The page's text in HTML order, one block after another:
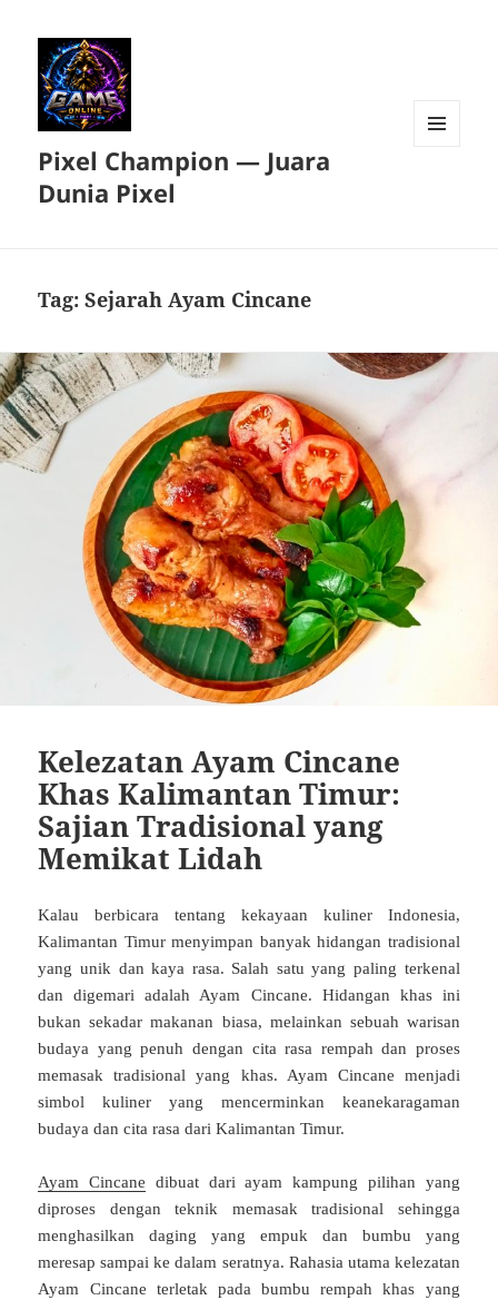
Pixel Champion — Juara
Dunia Pixel
Tag:Sejarah Ayam Cincane
Kelezatan Ayam Cincane
Khas Kalimantan Timur:
Sajian Tradisional yang
Memikat Lidah
Kalau berbicara tentang kekayaan kuliner Indonesia,
Kalimantan Timur menyimpan banyak hidangan tradisional
yang unik dan kaya rasa. Salah satu yang paling terkenal
dan digemari adalah Ayam Cincane. Hidangan khas ini
bukan sekadar makanan biasa, melainkan sebuah warisan
budaya yang penuh dengan cita rasa rempah dan proses
memasak tradisional yang khas. Ayam Cincane menjadi
simbol kuliner yang mencerminkan keanekaragaman
budaya dan cita rasa dari Kalimantan Timur.
Ayam Cincane dibuat dari ayam kampung pilihan yang
diproses dengan teknik memasak tradisional sehingga
menghasilkan daging yang empuk dan bumbu yang
meresap sampai ke dalam seratnya. Rahasia utama kelezatan
Ayam Cincane terletak pada bumbu rempah khas yang